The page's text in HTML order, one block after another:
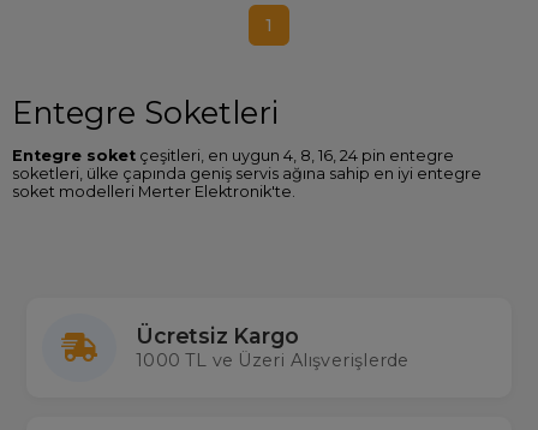
1
Entegre Soketleri
Entegre soket çeşitleri, en uygun 4, 8, 16, 24 pin entegre
soketleri, ülke çapında geniş servis ağına sahip en iyi entegre
soket modelleri Merter Elektronik'te.
ve perakende elektronik mağazası Merterelektronik.com'dan
satın alabilirsiniz. Ücretsiz Kargo
1000 TL ve Üzeri Alışverişlerde